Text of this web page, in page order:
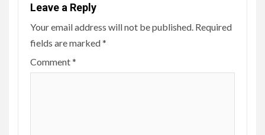
Leave a Reply
Your email address will not be published. Required
fields are marked*
Comment*